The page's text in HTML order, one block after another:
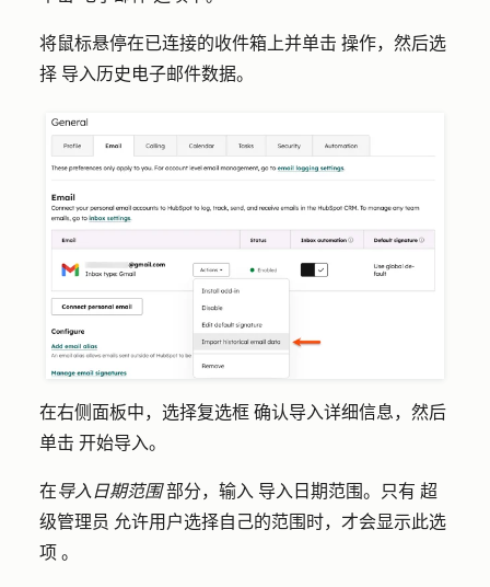
将鼠标悬停在已连接的收件箱上并单击 操作，然后选
择 导入历史电子邮件数据。
在右侧面板中，选择复选框 确认导入详细信息，然后
单击 开始导入。
在导入日期范围部分，输入 导入日期范围。只有 超
级管理员 允许用户选择自己的范围 时，才会显示此选
项 。